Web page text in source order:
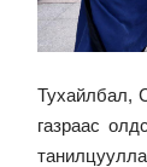
Тухайлбал,
газраас